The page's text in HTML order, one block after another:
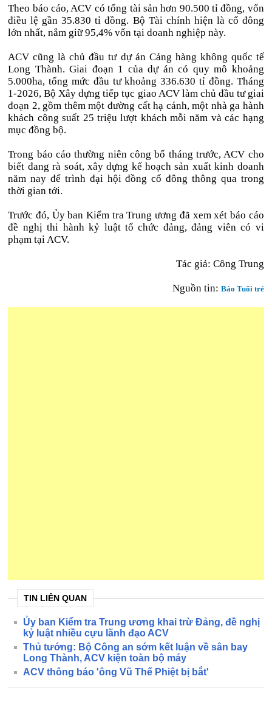
Theo báo cáo, ACV có tổng tài sản hơn 90.500 tỉ đồng, vốn
điều lệ gần 35.830 tỉ đồng. Bộ Tài chính hiện là cổ đông
lớn nhất, nắm giữ 95,4% vốn tại doanh nghiệp này.
ACV cũng là chủ đầu tư dự án Cảng hàng không quốc tế
Long Thành. Giai đoạn 1 của dự án có quy mô khoảng
5.000ha, tổng mức đầu tư khoảng 336.630 tỉ đồng. Tháng
1-2026, Bộ Xây dựng tiếp tục giao ACV làm chủ đầu tư giai
đoạn 2, gồm thêm một đường cất hạ cánh, một nhà ga hành
khách công suất 25 triệu lượt khách mỗi năm và các hạng
mục đồng bộ.
Trong báo cáo thường niên công bố tháng trước, ACV cho
biết đang rà soát, xây dựng kế hoạch sản xuất kinh doanh
năm nay để trình đại hội đồng cổ đông thông qua trong
thời gian tới.
Trước đó, Ủy ban Kiểm tra Trung ương đã xem xét báo cáo
đề nghị thi hành kỷ luật tổ chức đảng, đảng viên có vi
phạm tại ACV.
Tác giả: Công Trung
Nguồn tin: Báo Tuổi trẻ
TIN LIÊN QUAN
Ủy ban Kiểm tra Trung ương khai trừ Đảng, đề nghị
kỷ luật nhiều cựu lãnh đạo ACV
Thủ tướng: Bộ Công an sớm kết luận về sân bay
Long Thành, ACV kiện toàn bộ máy
ACV thông báo 'ông Vũ Thế Phiệt bị bắt'